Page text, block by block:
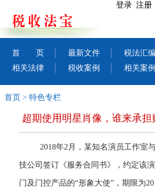
登录 注册
首 页 最新文件 税法汇编
相关法律
税收案例 相关案例
首页> 特色专栏
超期使用明星肖像，谁来承担
2018年2月，某知名演员工作室
技公司签订《服务合同书》，约定该
门及门控产品的“形象大使”，期限为